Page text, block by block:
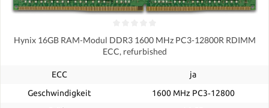
Hynix 16GB RAM-Modul DDR3 1600 MHz PC3-12800R RDIMM
ECC, refurbished
ECC
ja
Geschwindigkeit
1600 MHz PC3‑12800